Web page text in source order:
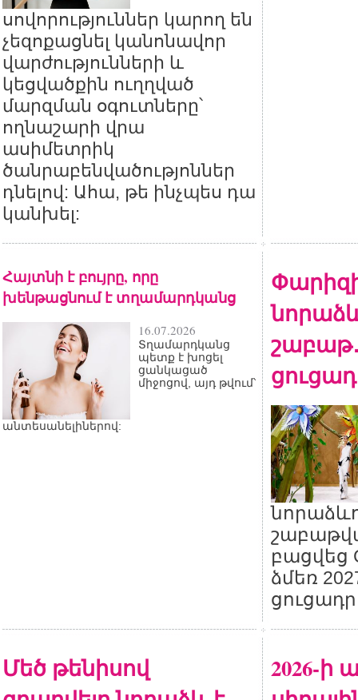
սովորություններ կարող են
չեզոքացնել կանոնավոր
վարժությունների և
կեցվածքին ուղղված
մարզման օգուտները՝
ողնաշարի վրա
ասիմետրիկ
ծանրաբենվածությոններ
դնելով: Ահա, թե ինչպես դա
կանխել:
Հայտնի է բույրը, որը
խենթացնում է տղամարդկանց
16.07.2026
Տղամարդկանց
պետք է խոցել
ցանկացած
միջոցով, այդ թվում՝
անտեսանելիներով:
շաբաթ․
բացվեց
ձմեռ
Մեծ թենիսով
2026-ի